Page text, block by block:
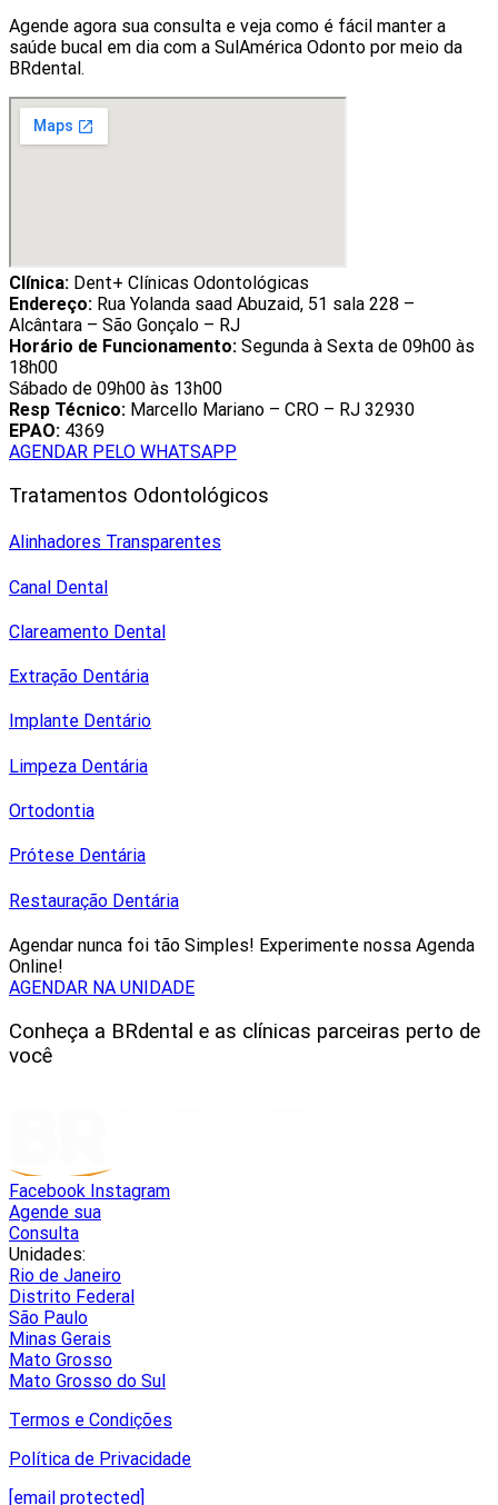
Agende agora sua consulta e veja como é fácil manter a
saúde bucal em dia com a SulAmérica Odonto por meio da
BRdental.
Clínica: Dent+ Clínicas Odontológicas
Endereço: Rua Yolanda saad Abuzaid, 51 sala 228 –
Alcântara – São Gonçalo – RJ
Horário de Funcionamento: Segunda à Sexta de 09h00 às
18h00
Sábado de 09h00 às 13h00
Resp Técnico: Marcello Mariano – CRO – RJ 32930
EPAO: 4369
AGENDAR PELO WHATSAPP
Tratamentos Odontológicos
Alinhadores Transparentes
Canal Dental
Clareamento Dental
Extração Dentária
Implante Dentário
Limpeza Dentária
Ortodontia
Prótese Dentária
Restauração Dentária
Agendar nunca foi tão Simples! Experimente nossa Agenda
Online!
AGENDAR NA UNIDADE
Conheça a BRdental e as clínicas parceiras perto de
você
Facebook Instagram
Agende sua
Consulta
Unidades:
Rio de Janeiro
Distrito Federal
São Paulo
Minas Gerais
Mato Grosso
Mato Grosso do Sul
Termos e Condições
Política de Privacidade
[email protected]